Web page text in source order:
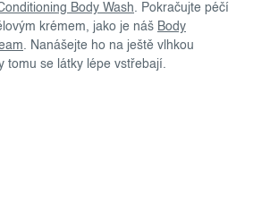
Body Wash. Pokračujte péčí
krémem, jako je náš Body
. Nanášejte ho na ještě vlhkou
tomu se látky lépe vstřebají.